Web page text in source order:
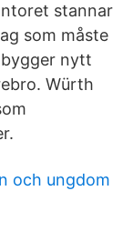
stannar
som måste
nytt
Würth
och ungdom